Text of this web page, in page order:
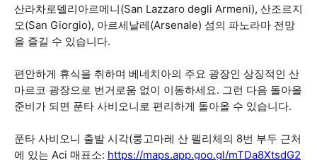
산라차로델리아르메니(San Lazzaro degli Armeni), 산조르지
오(San Giorgio), 아르세날레(Arsenale) 섬의 파노라마 전망
을 즐길 수 있습니다.
편안하게 휴식을 취하며 베네치아의 주요 광장인 상징적인 산
마르코 광장으로 번거로움 없이 이동하세요. 그런 다음 돌아올
준비가 되면 푼타 사비오니로 편리하게 돌아올 수 있습니다.
푼타 사비오니 출발 시각(룽고마레 산 펠리체의 8번 부두 근처
에 있는 Aci 매표소: https://maps.app.goo.gl/mTDa8XtsdG2